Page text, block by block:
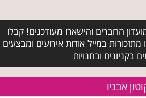
החברים והישארו מעודכנים! קבלו
מתזכורות במייל אודות אירועים ומבצעים
בקניונים ובחנויות